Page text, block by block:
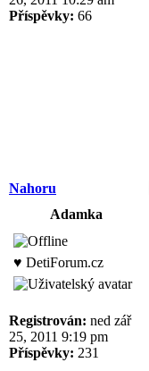
Příspěvky: 66
Nahoru
Adamka
♥ DetiForum.cz
Registrován: ned zář
25, 2011 9:19 pm
Příspěvky: 231